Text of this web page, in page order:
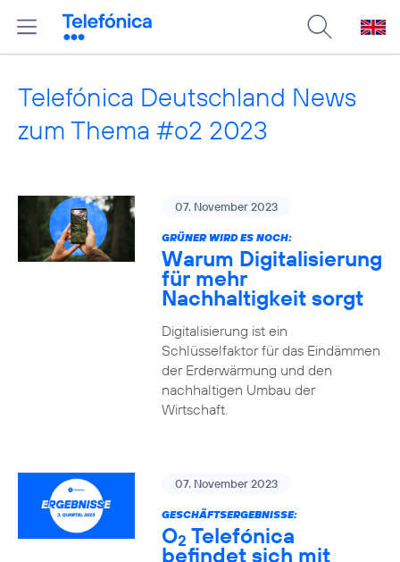
Telefónica Deutschland News
zum Thema #o2 2023
07. November 2023
GRÜNER WIRD ES NOCH:
Warum Digitalisierung
für mehr
Nachhaltigkeit sorgt
Digitalisierung ist ein
Schlüsselfaktor für das Eindämmen
der Erderwärmung und den
nachhaltigen Umbau der
Wirtschaft.
07. November 2023
GESCHÄFTSERGEBNISSE:
O2 Telefónica
befindet sich mit